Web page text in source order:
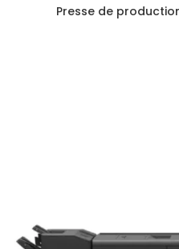
Presse de